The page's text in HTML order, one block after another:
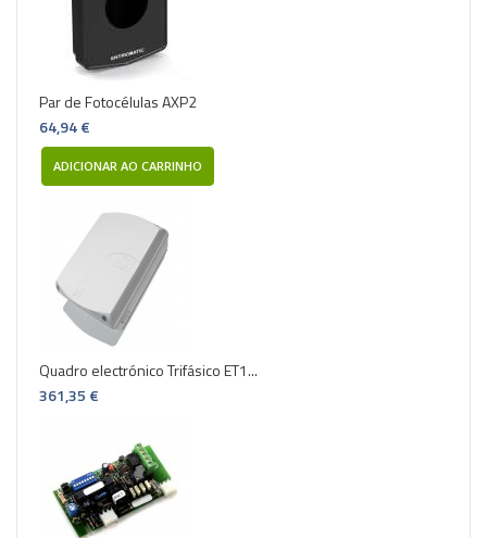
Par de Fotocélulas AXP2
64,94 €
ADICIONAR AO CARRINHO
Quadro electrónico Trifásico ET1...
361,35 €